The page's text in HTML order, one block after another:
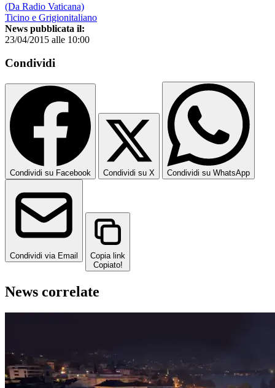
(Da Radio Vaticana)
Ticino e Grigionitaliano
News pubblicata il:
23/04/2015 alle 10:00
Condividi
Condividi su Facebook Condividi su X Condividi su WhatsApp
Condividi via Email
Copia link
Copiato!
News correlate